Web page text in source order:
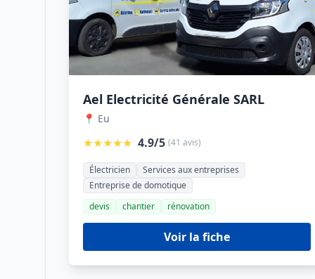
Ael Electricité Générale SARL
📍 Eu
★★★★★ 4.9/5 (41 avis)
Électricien
Services aux entreprises
Entreprise de domotique
devis
chantier rénovation
Voir la fiche